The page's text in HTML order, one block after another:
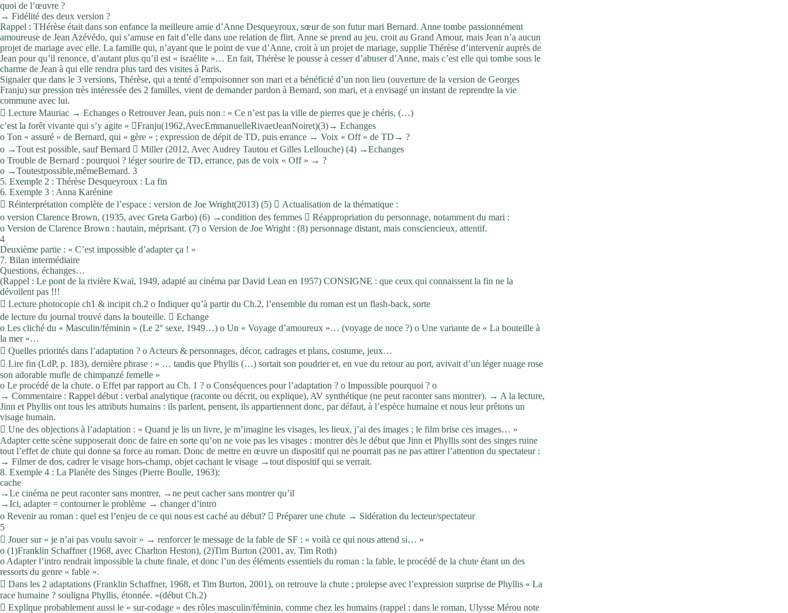
quoi de l’œuvre ?
→ Fidélité des deux version ?
Rappel : THérèse était dans son enfance la meilleure amie d’Anne Desqueyroux, sœur de son futur mari Bernard. Anne tombe passionnément
amoureuse de Jean Azévédo, qui s’amuse en fait d’elle dans une relation de flirt. Anne se prend au jeu, croit au Grand Amour, mais Jean n’a aucun
projet de mariage avec elle. La famille qui, n’ayant que le point de vue d’Anne, croit à un projet de mariage, supplie Thérèse d’intervenir auprès de
Jean pour qu’il renonce, d’autant plus qu’il est « israélite »… En fait, Thérèse le pousse à cesser d’abuser d’Anne, mais c’est elle qui tombe sous le
charme de Jean à qui elle rendra plus tard des visites à Paris.
Signaler que dans le 3 versions, Thérèse, qui a tenté d’empoisonner son mari et a bénéficié d’un non lieu (ouverture de la version de Georges
Franju) sur pression très intéressée des 2 familles, vient de demander pardon à Bernard, son mari, et a envisagé un instant de reprendre la vie
commune avec lui.
 Lecture Mauriac → Echanges o Retrouver Jean, puis non : « Ce n’est pas la ville de pierres que je chéris, (…)
c’est la forêt vivante qui s’y agite » Franju(1962,AvecEmmanuelleRivaetJeanNoiret)(3)→ Echanges
o Ton « assuré » de Bernard, qui « gère » ; expression de dépit de TD, puis errance → Voix « Off » de TD→ ?
o →Tout est possible, sauf Bernard  Miller (2012, Avec Audrey Tautou et Gilles Lellouche) (4) →Echanges
o Trouble de Bernard : pourquoi ? léger sourire de TD, errance, pas de voix « Off » → ?
o →Toutestpossible,mêmeBernard. 3
5. Exemple 2 : Thérèse Desqueyroux : La fin
6. Exemple 3 : Anna Karénine
 Réinterprétation complète de l’espace : version de Joe Wright(2013) (5)  Actualisation de la thématique :
o version Clarence Brown, (1935, avec Greta Garbo) (6) →condition des femmes  Réappropriation du personnage, notamment du mari :
o Version de Clarence Brown : hautain, méprisant. (7) o Version de Joe Wright : (8) personnage distant, mais consciencieux, attentif.
4
Deuxième partie : « C’est impossible d’adapter ça ! »
7. Bilan intermédiaire
Questions, échanges…
(Rappel : Le pont de la rivière Kwaï, 1949, adapté au cinéma par David Lean en 1957) CONSIGNE : que ceux qui connaissent la fin ne la
dévoilent pas !!!
 Lecture photocopie ch1 & incipit ch.2 o Indiquer qu’à partir du Ch.2, l’ensemble du roman est un flash-back, sorte
de lecture du journal trouvé dans la bouteille.  Echange
o Les cliché du « Masculin/féminin » (Le 2° sexe, 1949…) o Un « Voyage d’amoureux »… (voyage de noce ?) o Une variante de « La bouteille à
la mer »…
 Quelles priorités dans l’adaptation ? o Acteurs & personnages, décor, cadrages et plans, costume, jeux…
 Lire fin (LdP, p. 183), dernière phrase : « … tandis que Phyllis (…) sortait son poudrier et, en vue du retour au port, avivait d’un léger nuage rose
son adorable mufle de chimpanzé femelle »
o Le procédé de la chute. o Effet par rapport au Ch. 1 ? o Conséquences pour l’adaptation ? o Impossible pourquoi ? o
→ Commentaire : Rappel début : verbal analytique (raconte ou décrit, ou explique), AV synthétique (ne peut raconter sans montrer). → A la lecture,
Jinn et Phyllis ont tous les attributs humains : ils parlent, pensent, ils appartiennent donc, par défaut, à l’espèce humaine et nous leur prêtons un
visage humain.
 Une des objections à l’adaptation : « Quand je lis un livre, je m’imagine les visages, les lieux, j’ai des images ; le film brise ces images… »
Adapter cette scène supposerait donc de faire en sorte qu’on ne voie pas les visages : montrer dès le début que Jinn et Phyllis sont des singes ruine
tout l’effet de chute qui donne sa force au roman. Donc de mettre en œuvre un dispositif qui ne pourrait pas ne pas attirer l’attention du spectateur :
→ Filmer de dos, cadrer le visage hors-champ, objet cachant le visage →tout dispositif qui se verrait.
8. Exemple 4 : La Planète des Singes (Pierre Boulle, 1963):
cache
→Le cinéma ne peut raconter sans montrer, →ne peut cacher sans montrer qu’il
→Ici, adapter = contourner le problème → changer d’intro
o Revenir au roman : quel est l’enjeu de ce qui nous est caché au début?  Préparer une chute → Sidération du lecteur/spectateur
5
 Jouer sur « je n’ai pas voulu savoir » → renforcer le message de la fable de SF : « voilà ce qui nous attend si… »
o (1)Franklin Schaffner (1968, avec Charlton Heston), (2)Tim Burton (2001, av. Tim Roth)
o Adapter l’intro rendrait impossible la chute finale, et donc l’un des éléments essentiels du roman : la fable, le procédé de la chute étant un des
ressorts du genre « fable ».
 Dans les 2 adaptations (Franklin Schaffner, 1968, et Tim Burton, 2001), on retrouve la chute ; prolepse avec l’expression surprise de Phyllis « La
race humaine ? souligna Phyllis, étonnée. »(début Ch.2)
 Explique probablement aussi le « sur-codage » des rôles masculin/féminin, comme chez les humains (rappel : dans le roman, Ulysse Mérou note